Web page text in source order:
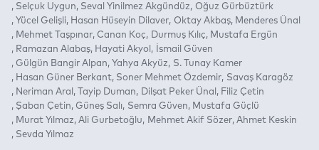
Selçuk Uygun
Seval Yinilmez Akgündüz
Oğuz Gürbüztürk
Yücel Gelişli
Hasan Hüseyin Dilaver Oktay Akbaş
Menderes Ünal
Mehmet Taşpınar Canan Koç Durmuş Kılıç
Mustafa Ergün
Ramazan Alabaş
Hayati Akyol
İsmail Güven
Gülgün Bangir Alpan
Yahya Akyüz
S. Tunay Kamer
Hasan Güner Berkant Soner Mehmet Özdemir
Savaş Karagöz
Neriman Aral
Tayip Duman Dilşat Peker Ünal
Filiz Çetin
Şaban Çetin
Güneş Salı Semra Güven
Mustafa Güçlü
Murat Yılmaz Ali Gurbetoğlu Mehmet Akif Sözer Ahmet Keskin
Sevda Yılmaz